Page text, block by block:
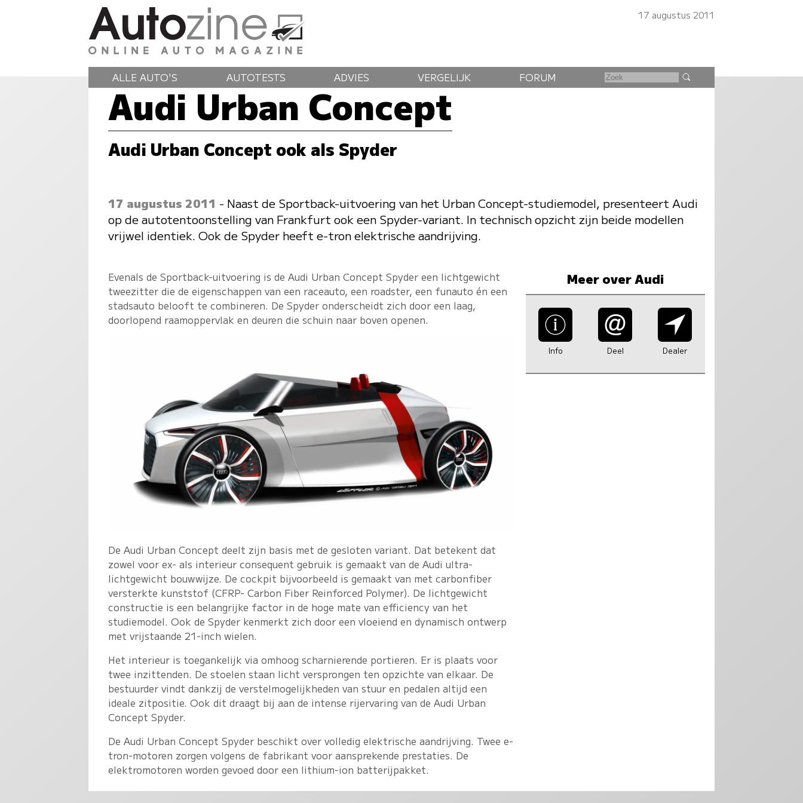
17 augustus 2011
ALLE AUTO'S AUTOTESTS ADVIES VERGELIJK FORUM
Audi Urban Concept
Audi Urban Concept ook als Spyder
17 augustus 2011 - Naast de Sportback-uitvoering van het Urban Concept-studiemodel, presenteert Audi
op de autotentoonstelling van Frankfurt ook een Spyder-variant. In technisch opzicht zijn beide modellen
vrijwel identiek. Ook de Spyder heeft e-tron elektrische aandrijving.
Evenals de Sportback-uitvoering is de Audi Urban Concept Spyder een lichtgewicht
tweezitter die de eigenschappen van een raceauto, een roadster, een funauto én een
stadsauto belooft te combineren. De Spyder onderscheidt zich door een laag,
doorlopend raamoppervlak en deuren die schuin naar boven openen.
De Audi Urban Concept deelt zijn basis met de gesloten variant. Dat betekent dat
zowel voor ex- als interieur consequent gebruik is gemaakt van de Audi ultra-
lichtgewicht bouwwijze. De cockpit bijvoorbeeld is gemaakt van met carbonfiber
versterkte kunststof (CFRP- Carbon Fiber Reinforced Polymer). De lichtgewicht
constructie is een belangrijke factor in de hoge mate van efficiency van het
studiemodel. Ook de Spyder kenmerkt zich door een vloeiend en dynamisch ontwerp
met vrijstaande 21-inch wielen.
Het interieur is toegankelijk via omhoog scharnierende portieren. Er is plaats voor
twee inzittenden. De stoelen staan licht versprongen ten opzichte van elkaar. De
bestuurder vindt dankzij de verstelmogelijkheden van stuur en pedalen altijd een
ideale zitpositie. Ook dit draagt bij aan de intense rijervaring van de Audi Urban
Concept Spyder.
De Audi Urban Concept Spyder beschikt over volledig elektrische aandrijving. Twee e-
tron-motoren zorgen volgens de fabrikant voor aansprekende prestaties. De
elektromotoren worden gevoed door een lithium-ion batterijpakket.
Meer over Audi
Info Deel Dealer